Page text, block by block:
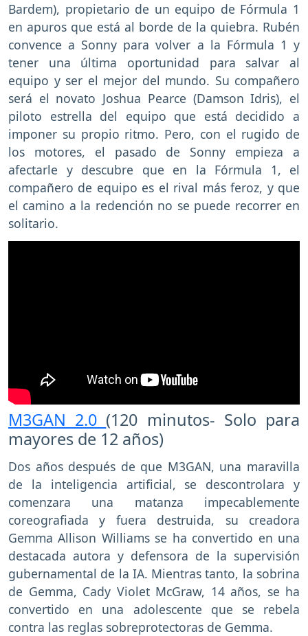
Bardem), propietario de un equipo de Fórmula 1
en apuros que está al borde de la quiebra. Rubén
convence a Sonny para volver a la Fórmula 1 y
tener una última oportunidad para salvar al
equipo y ser el mejor del mundo. Su compañero
será el novato Joshua Pearce (Damson Idris), el
piloto estrella del equipo que está decidido a
imponer su propio ritmo. Pero, con el rugido de
los motores, el pasado de Sonny empieza a
afectarle y descubre que en la Fórmula 1, el
compañero de equipo es el rival más feroz, y que
el camino a la redención no se puede recorrer en
solitario.
M3GAN 2.0 (120 minutos- Solo para
mayores de 12 años)
Dos años después de que M3GAN, una maravilla
de la inteligencia artificial, se descontrolara y
comenzara una matanza impecablemente
coreografiada y fuera destruida, su creadora
Gemma Allison Williams se ha convertido en una
destacada autora y defensora de la supervisión
gubernamental de la IA. Mientras tanto, la sobrina
de Gemma, Cady Violet McGraw, 14 años, se ha
convertido en una adolescente que se rebela
contra las reglas sobreprotectoras de Gemma.